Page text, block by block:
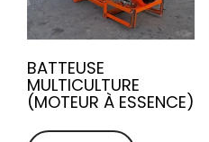
BATTEUSE
MULTICULTURE
(MOTEUR À ESSENCE)